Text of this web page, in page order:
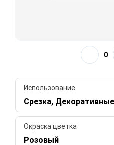
0
Использование
Срезка,
Окраска цветка
Розовый